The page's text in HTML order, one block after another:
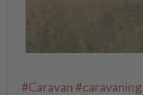
#Caravan#caravaning